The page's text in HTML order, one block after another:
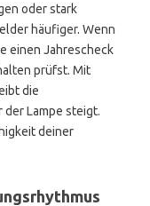
oder stark
häufiger. Wenn
einen Jahrescheck
prüfst. Mit
die
Lampe steigt.
deiner